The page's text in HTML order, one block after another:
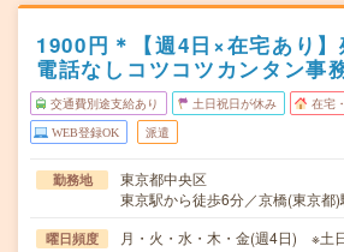
1900円＊【週4日×在宅あり
電話なしコツコツカンタン事
交通費別途支給あり 土日祝日が休み 在宅
WEB登録OK 派遣
勤務地
東京都中央区
東京駅から徒歩6分／京橋(東京都
曜日頻度
月・火・水・木・金(週4日) ※土